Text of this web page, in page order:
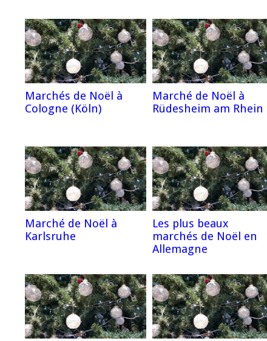
Marchés de Noël à
Cologne (Köln)
Marché de Noël à
Rüdesheim am Rhein
Marché de Noël à
Karlsruhe
Les plus beaux
marchés de Noël en
Allemagne